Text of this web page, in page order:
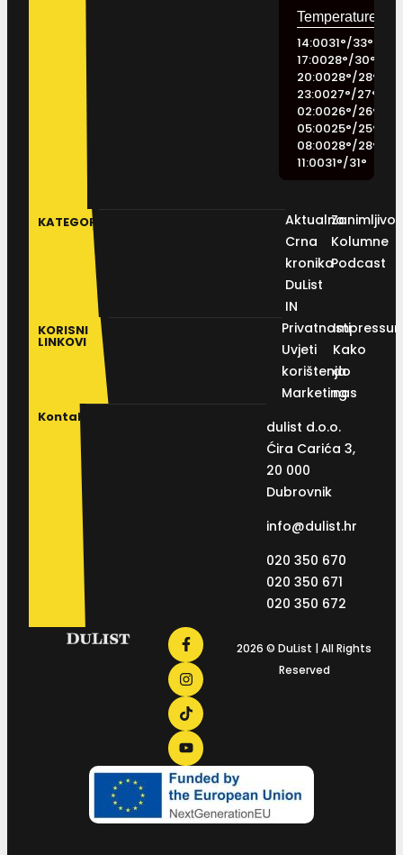
14:0031°/33°
17:0028°/30°
20:0028°/28°
23:0027°/27°
02:0026°/26°
05:0025°/25°
08:0028°/28°
11:0031°/31°
KATEGORIJE
Aktualno
Crna
kronika
DuList
IN
Kolumne
Podcast
KORISNI
LINKOVI
Privatnosti
Uvjeti
korištenja
Marketing
Kako
do
nas
Kontakt
dulist d.o.o.
Ćira Carića 3,
20 000
Dubrovnik
info@dulist.hr
020 350 670
020 350 671
020 350 672
2026 © DuList | All Rights
Reserved